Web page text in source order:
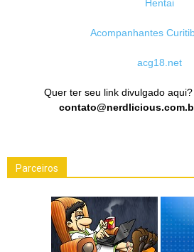
Hentai
Acompanhantes
acg18.net
Quer ter seu link divulgado
Parceiros